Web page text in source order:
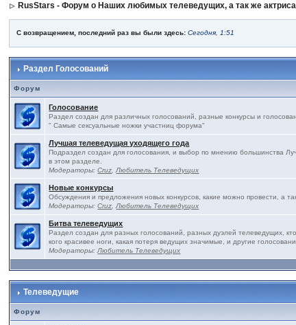
RusStars - Форум о Наших любимых телеведущих, а так же
С возвращением, последний раз вы были здесь:Сегодня, 1:51
Раздел Голосований
Форум
Голосование
Раздел создан для различных голосований, разные конкурсы и
" Самые сексуальные ножки участниц форума"
Лучшая телеведущая уходящего года
Подраздел создан для голосования, и выбор по мнению большинства
в этом разделе.
Модераторы:Cruz,Любитель Телеведущих
Новые конкурсы
Обсуждения и предложения новых конкурсов, какие можно провести, а
Модераторы:Cruz,Любитель Телеведущих
Битва телеведущих
Раздел создан для разных голосований, разных дуэлей телеведущих,
кого красивее ноги, какая потеря ведущих значимые, и другие
Модераторы:Любитель Телеведущих
Телеведущие
Форум